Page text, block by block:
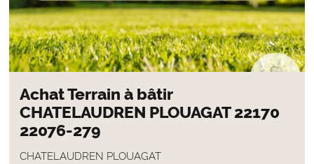
Achat Terrain à bâtir
CHATELAUDREN PLOUAGAT 22170
22076-279
CHATELAUDREN PLOUAGAT